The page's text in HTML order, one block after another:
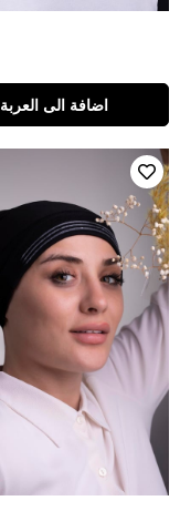
اضافة الى العربة